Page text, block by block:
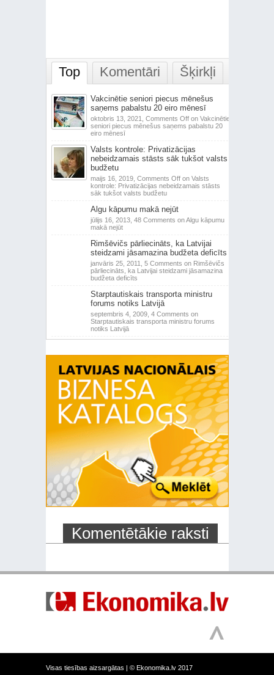
Top Komentāri Šķirkļi
Vakcinētie seniori piecus mēnešus
saņems pabalstu 20 eiro mēnesī
oktobris 13, 2021, Comments Offon Vakcinētie
seniori piecus mēnešus saņems pabalstu 20
eiro mēnesī
Valsts kontrole: Privatizācijas
nebeidzamais stāsts sāk tukšot valsts
budžetu
maijs 16, 2019, Comments Offon Valsts
kontrole: Privatizācijas nebeidzamais stāsts
sāk tukšot valsts budžetu
Algu kāpumu makā nejūt
jūlijs 16, 2013, 48 Comments on Algu kāpumu
makā nejūt
Rimšēvičs pārliecināts, ka Latvijai
steidzami jāsamazina budžeta deficīts
janvāris 25, 2011, 5 Comments on Rimšēvičs
pārliecināts, ka Latvijai steidzami jāsamazina
budžeta deficīts
Starptautiskais transporta ministru
forums notiks Latvijā
septembris 4, 2009, 4 Comments on
Starptautiskais transporta ministru forums
notiks Latvijā
Komentētākie raksti
Visas tiesības aizsargātas | © Ekonomika.lv 2017